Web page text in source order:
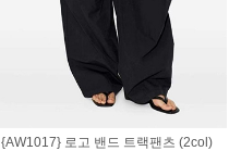
{AW1017} 로고 밴드 트랙팬츠 (2col)